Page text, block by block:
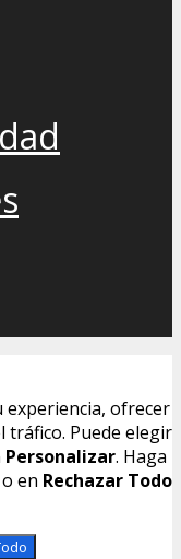
experiencia, ofrecer
tráfico. Puede elegir
Personalizar. Haga
en Rechazar Todo